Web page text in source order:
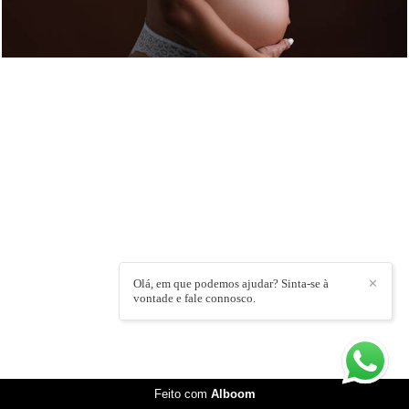
✕
Olá, em que podemos ajudar? Sinta-se à
vontade e fale connosco.
Feito com Alboom